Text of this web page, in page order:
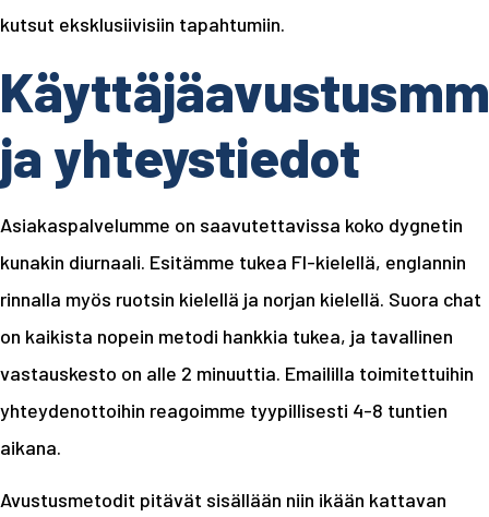
kutsut eksklusiivisiin tapahtumiin.
ja yhteystiedot
Asiakaspalvelumme on saavutettavissa koko dygnetin
kunakin diurnaali. Esitämme tukea FI-kielellä, englannin
rinnalla myös ruotsin kielellä ja norjan kielellä. Suora chat
on kaikista nopein metodi hankkia tukea, ja tavallinen
vastauskesto on alle 2 minuuttia. Emaililla toimitettuihin
yhteydenottoihin reagoimme tyypillisesti 4-8 tuntien
aikana.
Avustusmetodit pitävät sisällään niin ikään kattavan